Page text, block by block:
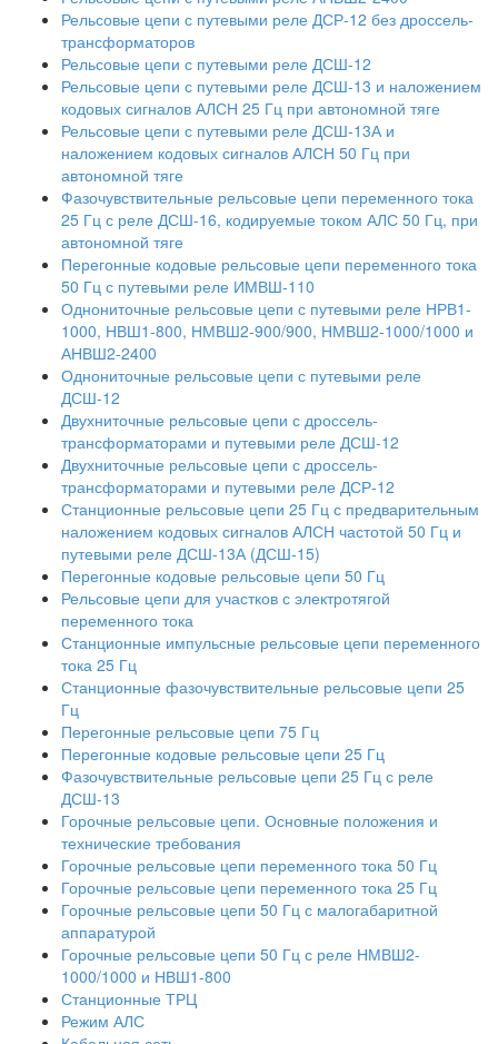
Рельсовые цепи с путевыми реле ДСР-12 без дроссель-
трансформаторов
Рельсовые цепи с путевыми реле ДСШ-12
Рельсовые цепи с путевыми реле ДСШ-13 и наложением
кодовых сигналов АЛСН 25 Гц при автономной тяге
Рельсовые цепи с путевыми реле ДСШ-13А и
наложением кодовых сигналов АЛСН 50 Гц при
автономной тяге
Фазочувствительные рельсовые цепи переменного тока
25 Гц с реле ДСШ-16, кодируемые током АЛС 50 Гц, при
автономной тяге
Перегонные кодовые рельсовые цепи переменного тока
50 Гц с путевыми реле ИМВШ-110
Однониточные рельсовые цепи с путевыми реле НРВ1-
1000, НВШ1-800, НМВШ2-900/900, НМВШ2-1000/1000 и
АНВШ2-2400
Однониточные рельсовые цепи с путевыми реле
ДСШ-12
Двухниточные рельсовые цепи с дроссель-
трансформаторами и путевыми реле ДСШ-12
Двухниточные рельсовые цепи с дроссель-
трансформаторами и путевыми реле ДСР-12
Станционные рельсовые цепи 25 Гц с предварительным
наложением кодовых сигналов АЛСН частотой 50 Гц и
путевыми реле ДСШ-13А (ДСШ-15)
Перегонные кодовые рельсовые цепи 50 Гц
Рельсовые цепи для участков с электротягой
переменного тока
Станционные импульсные рельсовые цепи переменного
тока 25 Гц
Станционные фазочувствительные рельсовые цепи 25
Гц
Перегонные рельсовые цепи 75 Гц
Перегонные кодовые рельсовые цепи 25 Гц
Фазочувствительные рельсовые цепи 25 Гц с реле
ДСШ-13
Горочные рельсовые цепи. Основные положения и
технические требования
Горочные рельсовые цепи переменного тока 50 Гц
Горочные рельсовые цепи переменного тока 25 Гц
Горочные рельсовые цепи 50 Гц с малогабаритной
аппаратурой
Горочные рельсовые цепи 50 Гц с реле НМВШ2-
1000/1000 и НВШ1-800
Станционные ТРЦ
Режим АЛС